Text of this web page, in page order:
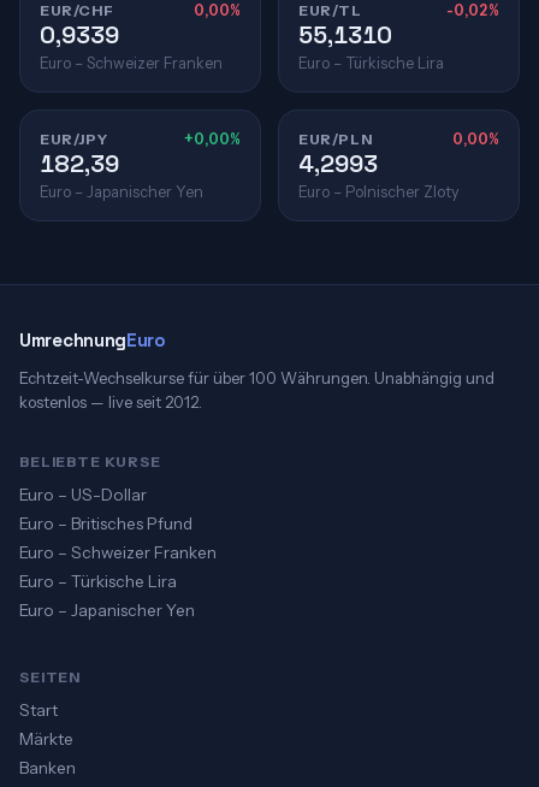
EUR/CHF 0,00%
0,9339
Euro – Schweizer Franken
EUR/TL -0,02%
55,1310
Euro – Türkische Lira
EUR/JPY +0,00%
182,39
Euro – Japanischer Yen
EUR/PLN 0,00%
4,2993
Euro – Polnischer Zloty
UmrechnungEuro
Echtzeit-Wechselkurse für über 100 Währungen. Unabhängig und
kostenlos — live seit 2012.
BELIEBTE KURSE
Euro – US-Dollar
Euro – Britisches Pfund
Euro – Schweizer Franken
Euro – Türkische Lira
Euro – Japanischer Yen
SEITEN
Start
Märkte
Banken